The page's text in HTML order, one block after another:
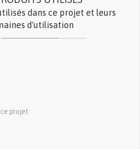
dans ce projet et leurs
d'utilisation
ce projet